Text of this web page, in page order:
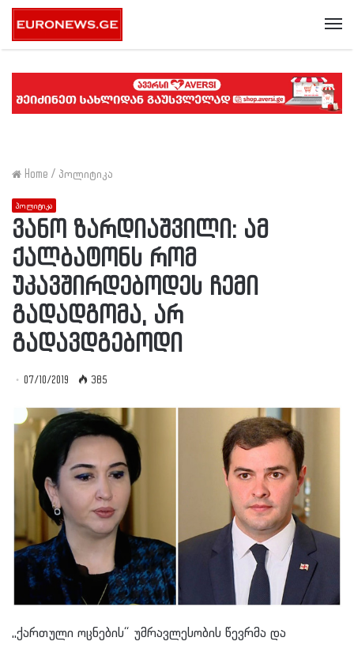
Home / პოლიტიკა
პოლიტიკა
ვანო ზარდიაშვილი: ამ
ქალბატონს რომ
უკავშირდებოდეს ჩემი
გადადგომა, არ
გადავდგებოდი
07/10/2019 385
,,ქართული ოცნების“ უმრავლესობის წევრმა და